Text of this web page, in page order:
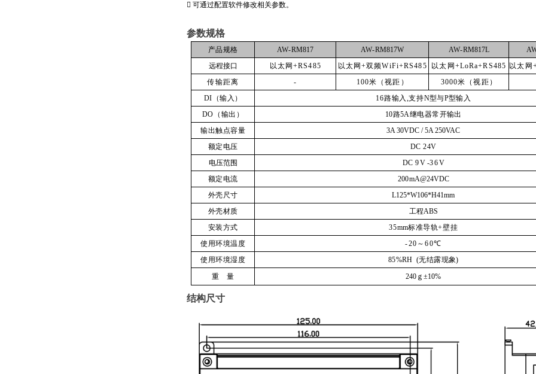
 可通过配置软件修改相关参数。
参数规格
产品规格 AW-RM817 AW-RM817W AW-RM817L
远程接口
以太网 +RS485 以太网+双频WiFi+RS485 以太网 +LoRa+RS485 以太网
传输距离
- 100米（视距） 3000米（视距）
DI（输入）
16路输入 ,支持N型与P型输入
DO（输出）
10路5A继电器常开输出
输出触点容量
3A 30VDC / 5A 250VAC
额定电压 DC 24V
电压范围 DC 9V -36V
额定电流 200mA@24VDC
外壳尺寸
L125*W106*H41mm
外壳材质 工程ABS
安装方式 35mm标准导轨+壁挂
使用环境温度
-20 ～60℃
使用环境湿度
85%RH (无结露现象)
重
量 240ｇ±10%
结构尺寸